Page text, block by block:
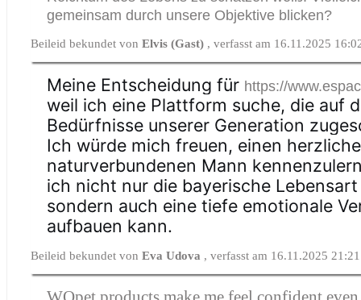
gemeinsam durch unsere Objektive blicken?
Beileid bekundet vonElvis (Gast) , verfasst am 16.11.2025
Meine Entscheidung für https://
weil ich eine Plattform suche, die auf
Bedürfnisse unserer Generation
Ich würde mich freuen, einen
naturverbundenen Mann
ich nicht nur die bayerische
sondern auch eine tiefe emotionale
aufbauen kann.
Beileid bekundet vonEva Udova , verfasst am 16.11.2025